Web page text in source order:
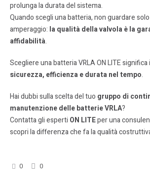
prolunga la durata del sistema.
Quando scegli una batteria, non guardare
amperaggio: la qualità della valvola è la
affidabilità.
Scegliere una batteria VRLA ON LITE
sicurezza, efficienza e durata nel tempo.
Hai dubbi sulla scelta del tuo gruppo di
manutenzione delle batterie VRLA?
Contatta gli esperti ON LITEper una
scopri la differenza che fa la qualità
0 0